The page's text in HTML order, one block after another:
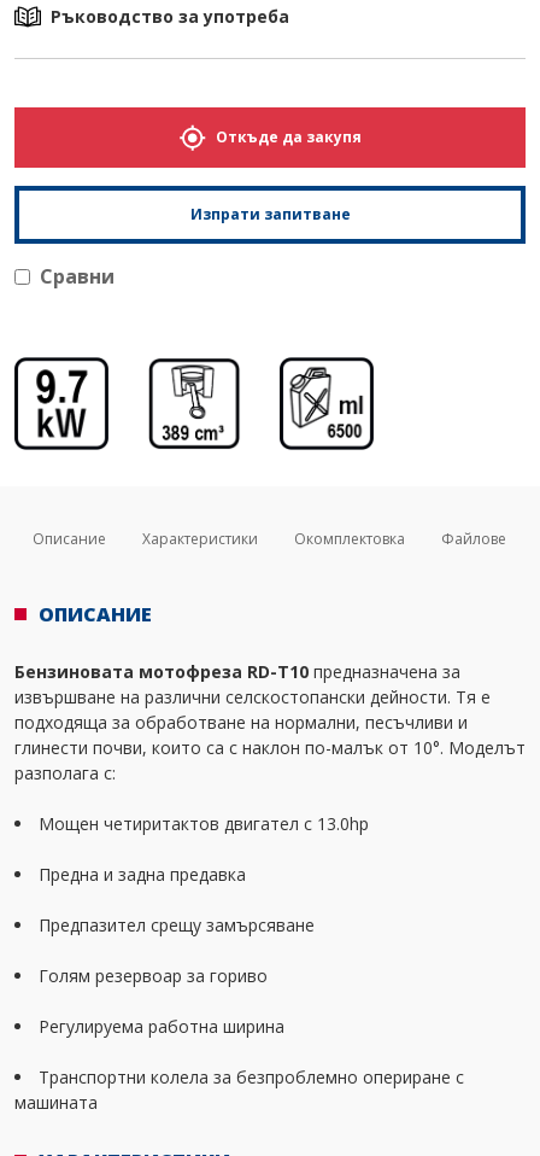
Ръководство за употреба
Откъде да закупя
Изпрати запитване
Сравни
Описание Характеристики Окомплектовка Файлове
ОПИСАНИЕ
Бензиновата мотофреза RD-T10 предназначена за
извършване на различни селскостопански дейности. Тя е
подходяща за обработване на нормални, песъчливи и
глинести почви, които са с наклон по-малък от 10°. Моделът
разполага с:
Мощен четиритактов двигател с 13.0hp
Предна и задна предавка
Предпазител срещу замърсяване
Голям резервоар за гориво
Регулируема работна ширина
Транспортни колела за безпроблемно опериране с
машината